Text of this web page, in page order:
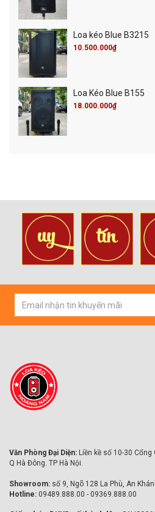
Loa kéo Blue B3215
10.500.000₫
Loa Kéo Blue B155
18.000.000₫
Văn Phòng Đại Diện: Liền kề số 10-30 Cổng
Q Hà Đông. TP Hà Nội.
Showroom: số 9, Ngõ 128 La Phù, An
Hotline: 09489.888.00 - 09369.888.00